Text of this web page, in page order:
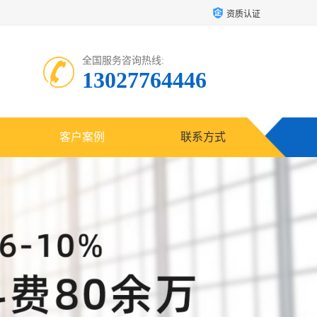
资质认证
全国服务咨询热线:
13027764446
客户案例 联系方式